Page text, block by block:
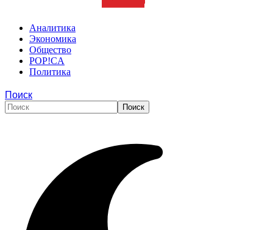
Аналитика
Экономика
Общество
POP!CA
Политика
Поиск